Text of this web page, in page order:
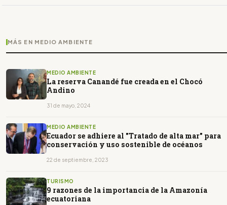
MÁS EN MEDIO AMBIENTE
MEDIO AMBIENTE
La reserva Canandé fue creada en el Chocó
Andino
31 de mayo, 2024
MEDIO AMBIENTE
Ecuador se adhiere al "Tratado de alta mar" para
conservación y uso sostenible de océanos
22 de septiembre, 2023
TURISMO
9 razones de la importancia de la Amazonía
ecuatoriana